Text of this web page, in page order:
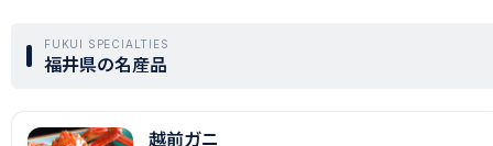
FUKUI SPECIALTIES
福井県の名産品
越前ガニ